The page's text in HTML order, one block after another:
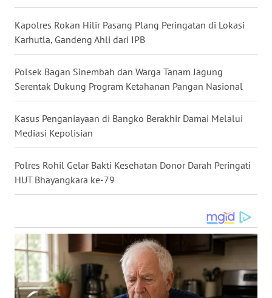
Kapolres Rokan Hilir Pasang Plang Peringatan di Lokasi
Karhutla, Gandeng Ahli dari IPB
Polsek Bagan Sinembah dan Warga Tanam Jagung
Serentak Dukung Program Ketahanan Pangan Nasional
Kasus Penganiayaan di Bangko Berakhir Damai Melalui
Mediasi Kepolisian
Polres Rohil Gelar Bakti Kesehatan Donor Darah Peringati
HUT Bhayangkara ke-79
WN
MALUKU
WN
DAIRI
DANAU
TOBA
NIAS
WN
LANGKAT